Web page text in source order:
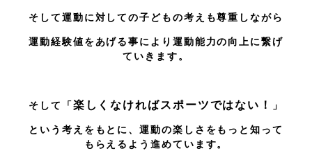
そして運動に対しての子どもの考えも尊重しながら
運動経験値をあげる事により運動能力の向上に繋げ
ていきます。
そして「楽しくなければスポーツではない！
」
という考えをもとに、運動の楽しさをもっと知って
もらえるよう進めています。